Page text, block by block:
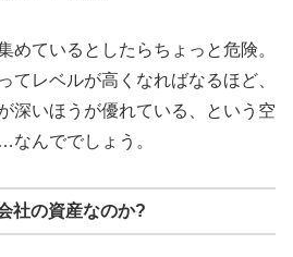
めているとしたらちょっと危険。
てレベルが高くなればなるほど、
深いほうが優れている、という空
んででしょう。
社の資産なのか?